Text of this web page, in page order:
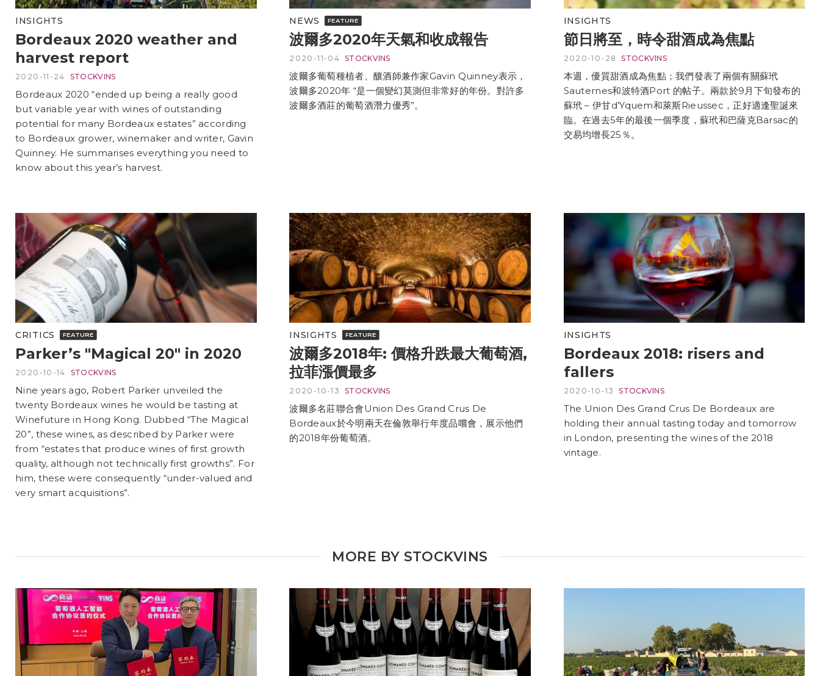
INSIGHTS
Bordeaux 2020 weather and
harvest report
2020-11-24 STOCKVINS
Bordeaux 2020 “ended up being a really good
but variable year with wines of outstanding
potential for many Bordeaux estates” according
to Bordeaux grower, winemaker and writer, Gavin
Quinney. He summarises everything you need to
know about this year’s harvest.
NEWS FEATURE
波爾多2020年天氣和收成報告
2020-11-04 STOCKVINS
波爾多葡萄種植者、釀酒師兼作家Gavin Quinney表示，
波爾多2020年 “是一個變幻莫測但非常好的年份。對許多
波爾多酒莊的葡萄酒潛力優秀”。
INSIGHTS
節日將至，時令甜酒成為焦點
2020-10-28 STOCKVINS
本週，優質甜酒成為焦點；我們發表了兩個有關蘇玳
Sauternes和波特酒Port 的帖子。兩款於9月下旬發布的
蘇玳 – 伊甘d’Yquem和萊斯Rieussec，正好適逢聖誕來
臨。在過去5年的最後一個季度，蘇玳和巴薩克Barsac的
交易均增長25％。
CRITICS FEATURE
Parker’s "Magical 20" in 2020
2020-10-14 STOCKVINS
Nine years ago, Robert Parker unveiled the
twenty Bordeaux wines he would be tasting at
Winefuture in Hong Kong. Dubbed “The Magical
20”, these wines, as described by Parker were
from “estates that produce wines of first growth
quality, although not technically first growths”. For
him, these were consequently “under-valued and
very smart acquisitions”.
INSIGHTS FEATURE
波爾多2018年: 價格升跌最大葡萄酒,
拉菲漲價最多
2020-10-13 STOCKVINS
波爾多名莊聯合會Union Des Grand Crus De
Bordeaux於今明兩天在倫敦舉行年度品嚐會，展示他們
的2018年份葡萄酒。
INSIGHTS
Bordeaux 2018: risers and
fallers
2020-10-13 STOCKVINS
The Union Des Grand Crus De Bordeaux are
holding their annual tasting today and tomorrow
in London, presenting the wines of the 2018
vintage.
MORE BY STOCKVINS